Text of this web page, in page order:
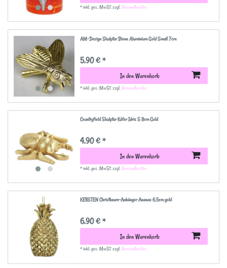
*inkl. ges. MwSt.zzgl.Versandkosten
AM-Design Skulptur Biene Aluminium Gold Small 7cm
5,90 € *
In den Warenkorb
*inkl. ges. MwSt.zzgl.Versandkosten
Countryfield Skulptur Käfer Idris S 8cm Gold
4,90 € *
In den Warenkorb
*inkl. ges. MwSt.zzgl.Versandkosten
KERSTEN Christbaum-Anhänger Ananas 6.5cm gold
6,90 € *
In den Warenkorb
*inkl. ges. MwSt.zzgl.Versandkosten